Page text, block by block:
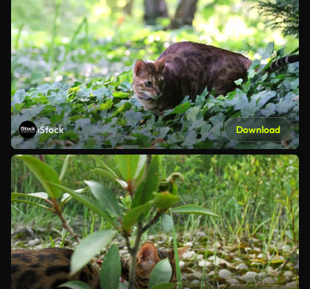
iStock Download